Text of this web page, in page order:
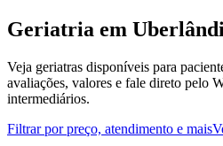
Geriatria em
Veja geriatras disponíveis para
avaliações, valores e fale direto pelo
intermediários.
Filtrar por preço, atendimento e mais